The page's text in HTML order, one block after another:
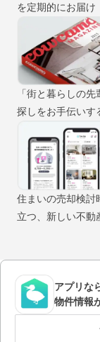
を定期的にお届け
「街と暮らしの
探しをお手伝いす
住まいの売却検討
立つ、新しい不動
アプリな
物件情報